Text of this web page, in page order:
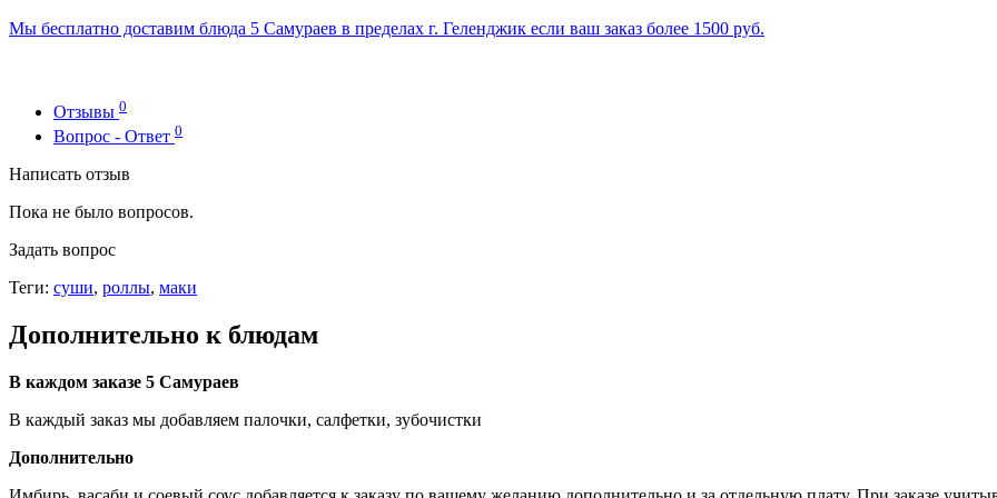
Мы бесплатно доставим блюда 5 Самураев в пределах г. Геленджик если ваш заказ более 1500 руб.
Отзывы 0
Вопрос - Ответ 0
Написать отзыв
Пока не было вопросов.
Задать вопрос
Теги: суши, роллы, маки
Дополнительно к блюдам
В каждом заказе 5 Самураев
В каждый заказ мы добавляем палочки, салфетки, зубочистки
Дополнительно